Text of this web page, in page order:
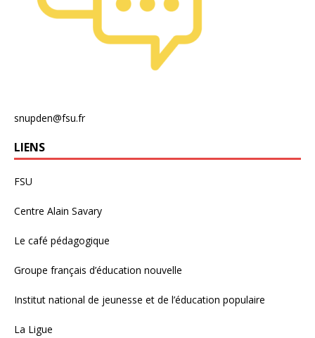
snupden@fsu.fr
LIENS
FSU
Centre Alain Savary
Le café pédagogique
Groupe français d’éducation nouvelle
Institut national de jeunesse et de l’éducation populaire
La Ligue